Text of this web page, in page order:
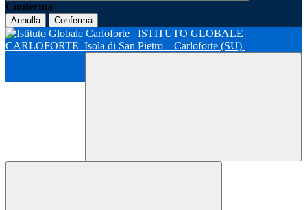
Conferma
Annulla Conferma
ISTITUTO GLOBALE
CARLOFORTE Isola di San Pietro – Carloforte (SU)